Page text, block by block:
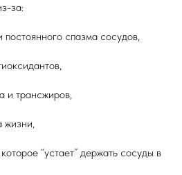
за:
постоянного спазма сосудов,
и трансжиров,
жизни,
“устает” держать сосуды в